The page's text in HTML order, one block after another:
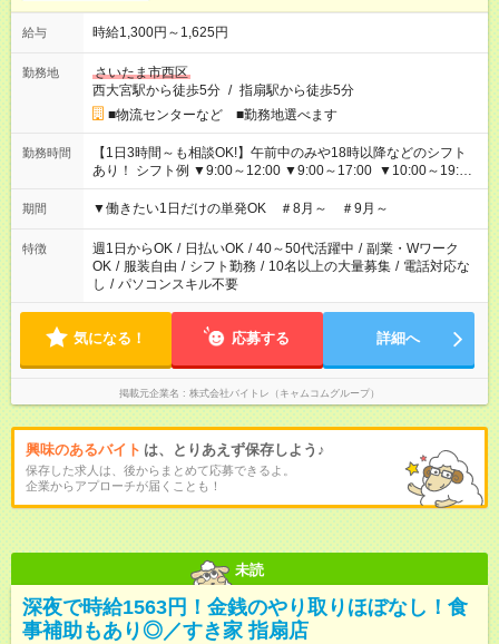
給与 時給1,300円～1,625円
勤務地
さいたま市西区
西大宮駅から徒歩5分 / 指扇駅から徒歩5分
■物流センターなど ■勤務地選べます
勤務時間
【1日3時間～も相談OK!】午前中のみや18時以降などのシフト
あり！ シフト例 ▼9:00～12:00 ▼9:00～17:00 ▼10:00～19:00
▼18:00～21:00
期間 ▼働きたい1日だけの単発OK ＃8月～ ＃9月～
特徴 週1日からOK / 日払いOK / 40～50代活躍中 / 副業・Wワーク
OK / 服装自由 / シフト勤務 / 10名以上の大量募集 / 電話対応な
し / パソコンスキル不要
気になる！ 応募する 詳細へ
掲載元企業名 株式会社バイトレ（キャムコムグループ）
興味のあるバイト は、とりあえず保存しよう♪
保存した求人は、後からまとめて応募できるよ。
企業からアプローチが届くことも！
未読
深夜で時給1563円！金銭のやり取りほぼなし！食
事補助もあり◎／すき家 指扇店